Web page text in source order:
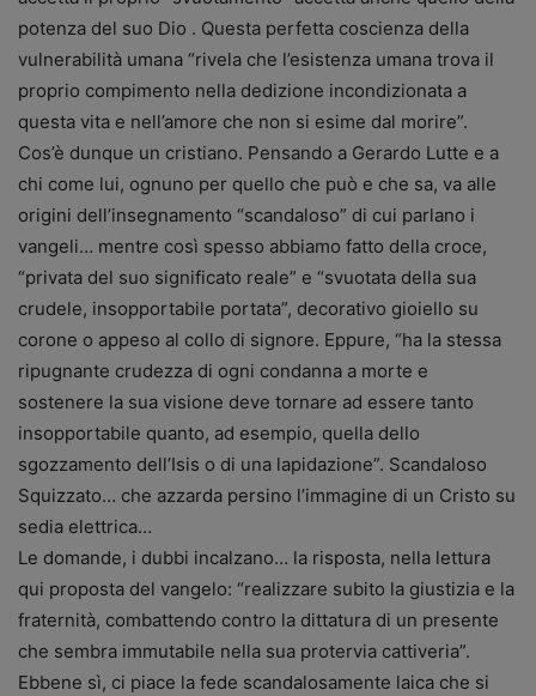
potenza del suo Dio . Questa perfetta coscienza della
vulnerabilità umana “rivela che l’esistenza umana trova il
proprio compimento nella dedizione incondizionata a
questa vita e nell’amore che non si esime dal morire”.
Cos’è dunque un cristiano. Pensando a Gerardo Lutte e a
chi come lui, ognuno per quello che può e che sa, va alle
origini dell’insegnamento “scandaloso” di cui parlano i
vangeli… mentre così spesso abbiamo fatto della croce,
“privata del suo significato reale” e “svuotata della sua
crudele, insopportabile portata”, decorativo gioiello su
corone o appeso al collo di signore. Eppure, “ha la stessa
ripugnante crudezza di ogni condanna a morte e
sostenere la sua visione deve tornare ad essere tanto
insopportabile quanto, ad esempio, quella dello
sgozzamento dell’Isis o di una lapidazione”. Scandaloso
Squizzato… che azzarda persino l’immagine di un Cristo su
sedia elettrica…
Le domande, i dubbi incalzano… la risposta, nella lettura
qui proposta del vangelo: “realizzare subito la giustizia e la
fraternità, combattendo contro la dittatura di un presente
che sembra immutabile nella sua protervia cattiveria”.
Ebbene sì, ci piace la fede scandalosamente laica che si